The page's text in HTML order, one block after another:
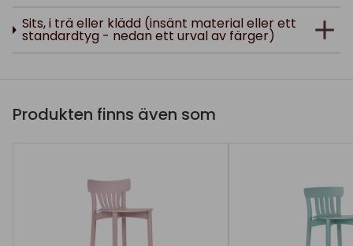
Sits, i trä eller klädd (insänt material eller ett
standardtyg - nedan ett urval av färger)
Produkten finns även som